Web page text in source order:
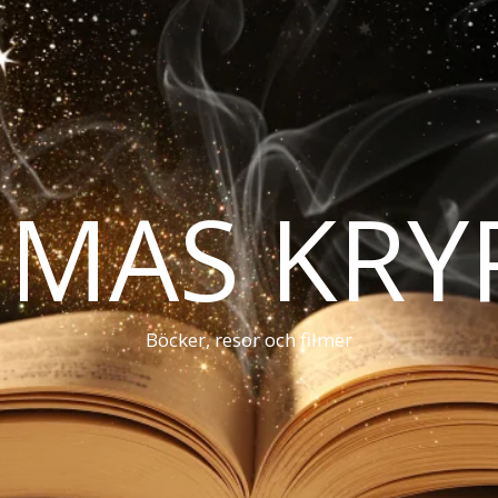
Böcker, resor och filmer